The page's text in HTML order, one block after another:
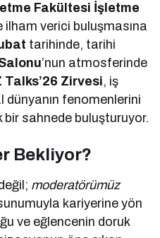
Fakültesi İşletme
ilham verici buluşmasına
tarihinde, tarihi
’nun atmosferinde
Talks’26 Zirvesi, iş
dünyanın fenomenlerini
sahnede buluşturuyor.
Bekliyor?
moderatörümüz
kariyerine yön
ve eğlencenin doruk